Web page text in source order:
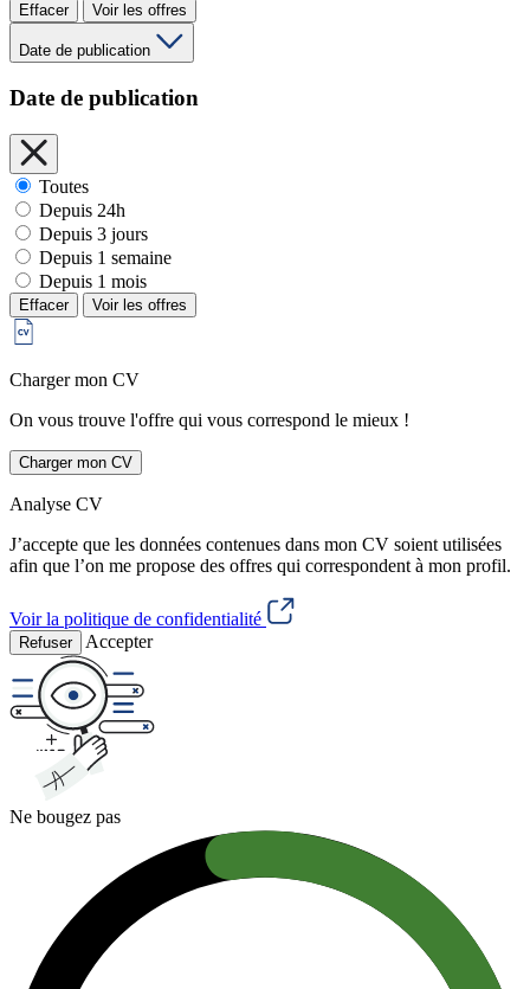
Effacer Voir les offres
Date de publication
Date de publication
Toutes
Depuis 24h
Depuis 3 jours
Depuis 1 semaine
Depuis 1 mois
Effacer Voir les offres
Charger mon CV
On vous trouve l'offre qui vous correspond le mieux !
Charger mon CV
Analyse CV
J’accepte que les données contenues dans mon CV soient utilisées
afin que l’on me propose des offres qui correspondent à mon profil.
Voir la politique de confidentialité
Refuser Accepter
Ne bougez pas